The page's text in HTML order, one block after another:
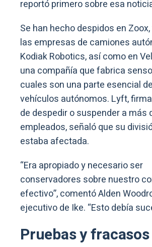
reportó primero sobre esa
Se han hecho despidos en
las empresas de camiones
Kodiak Robotics, así como en
una compañía que fabrica
cuales son una parte esencial
vehículos autónomos. Lyft,
de despedir o suspender a más
empleados, señaló que su
estaba afectada.
“Era apropiado y necesario ser
conservadores sobre nuestro
efectivo”, comentó Alden
ejecutivo de Ike. “Esto debía
Pruebas y fracasos